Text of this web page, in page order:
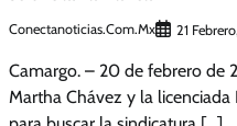
Conectanoticias.com.mx 21
Camargo. – 20 de febrero de
Martha Chávez y la